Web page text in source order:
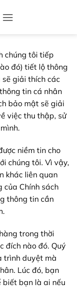
chúng tôi tiếp
đó) tiết lộ thông
sẽ giải thích các
tin cá nhân
bảo mật sẽ giải
việc thu thập, sử
niềm tin cho
chúng tôi. Vì vậy,
khác liên quan
của Chính sách
thông tin cần
trong thời
đích nào đó. Quý
trình duyệt mà
Lúc đó, bạn
biết bạn là ai nếu